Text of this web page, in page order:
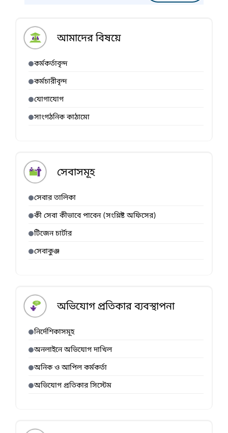
আমাদের বিষয়ে
কর্মকর্তাবৃন্দ
কর্মচারীবৃন্দ
যোগাযোগ
সাংগঠনিক কাঠামো
সেবাসমূহ
সেবার তালিকা
কী সেবা কীভাবে পাবেন (সংশ্লিষ্ট অফিসের)
টিজেন চার্টার
সেবাকুঞ্জ
অভিযোগ প্রতিকার ব্যবস্থাপনা
নির্দেশিকাসমূহ
অনলাইনে অভিযোগ দাখিল
অনিক ও আপিল কর্মকর্তা
অভিযোগ প্রতিকার সিস্টেম